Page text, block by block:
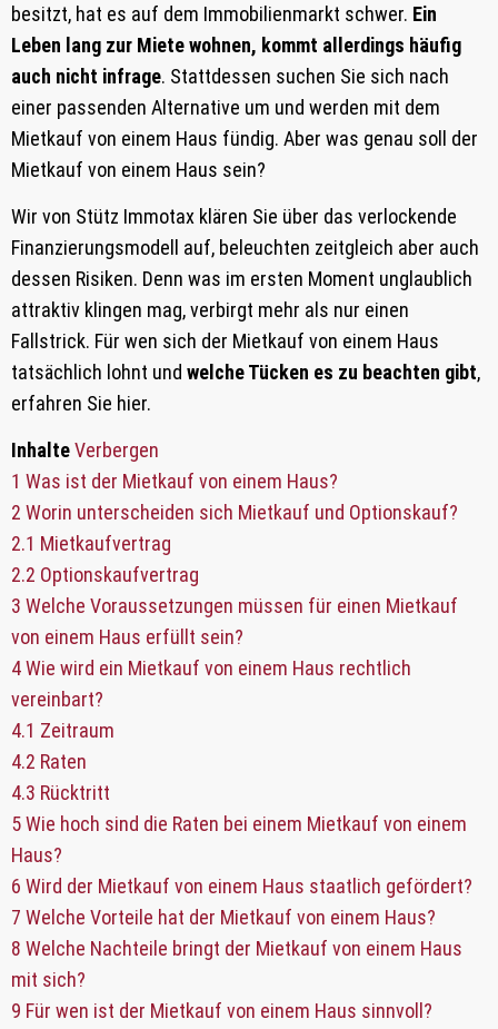
besitzt, hat es auf dem Immobilienmarkt schwer. Ein
Leben lang zur Miete wohnen, kommt allerdings häufig
auch nicht infrage. Stattdessen suchen Sie sich nach
einer passenden Alternative um und werden mit dem
Mietkauf von einem Haus fündig. Aber was genau soll der
Mietkauf von einem Haus sein?
Wir von Stütz Immotax klären Sie über das verlockende
Finanzierungsmodell auf, beleuchten zeitgleich aber auch
dessen Risiken. Denn was im ersten Moment unglaublich
attraktiv klingen mag, verbirgt mehr als nur einen
Fallstrick. Für wen sich der Mietkauf von einem Haus
tatsächlich lohnt und welche Tücken es zu beachten gibt,
erfahren Sie hier.
InhalteVerbergen
1 Was ist der Mietkauf von einem Haus?
2 Worin unterscheiden sich Mietkauf und Optionskauf?
2.1 Mietkaufvertrag
2.2 Optionskaufvertrag
3 Welche Voraussetzungen müssen für einen Mietkauf
von einem Haus erfüllt sein?
4Wie wird ein Mietkauf von einem Haus rechtlich
vereinbart?
4.1 Zeitraum
4.2 Raten
4.3 Rücktritt
5Wie hoch sind die Raten bei einem Mietkauf von einem
Haus?
6 Wird der Mietkauf von einem Haus staatlich gefördert?
7 Welche Vorteile hat der Mietkauf von einem Haus?
8 Welche Nachteile bringt der Mietkauf von einem Haus
mit sich?
9 Für wen ist der Mietkauf von einem Haus sinnvoll?